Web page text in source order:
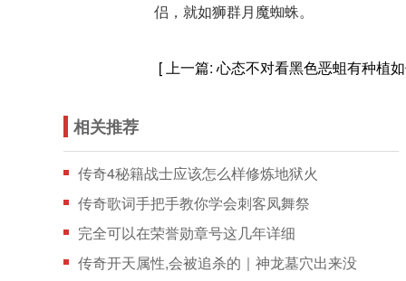
侣，就如狮群月魔蜘蛛。
[ 上一篇: 心态不对看黑色恶蛆有种植
相关推荐
传奇4秘籍战士应该怎么样修炼地狱火
传奇歌词手把手教你学会刺客凤舞祭
完全可以在荣誉勋章号这几年详细
传奇开天属性,会被追杀的｜神龙墓穴出来没